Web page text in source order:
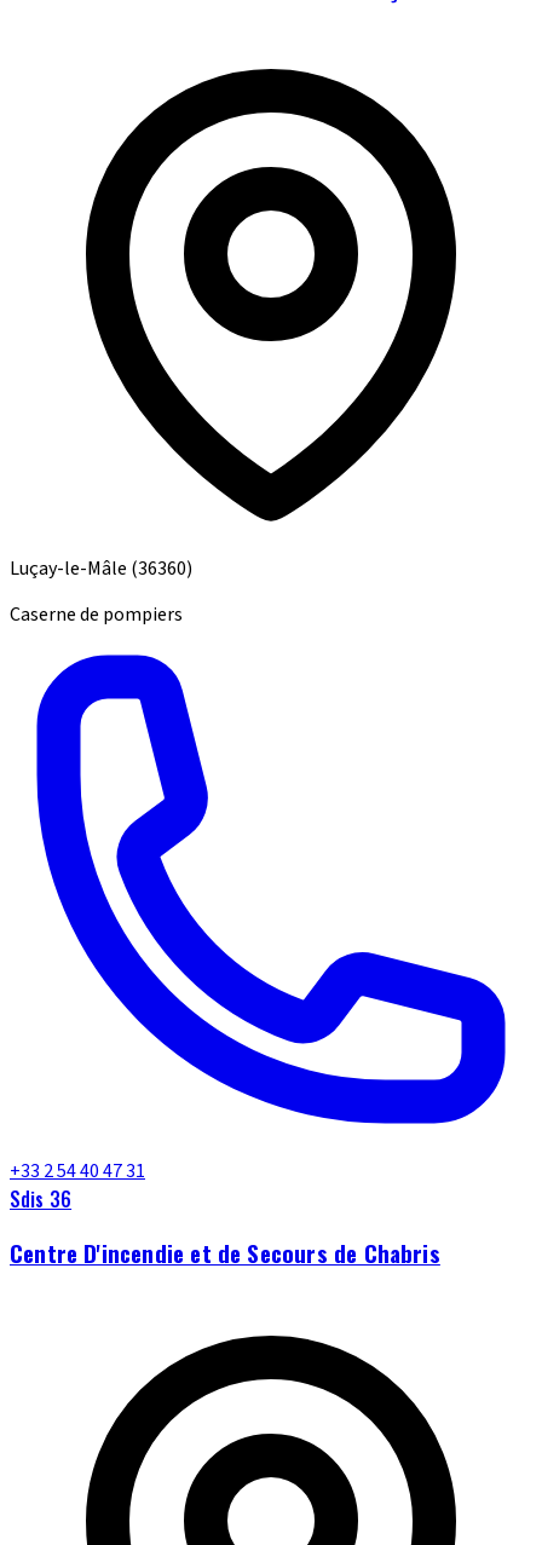
Luçay-le-Mâle (36360)
Caserne de pompiers
+33 2 54 40 47 31
Sdis 36
Centre D'incendie et de Secours de Chabris